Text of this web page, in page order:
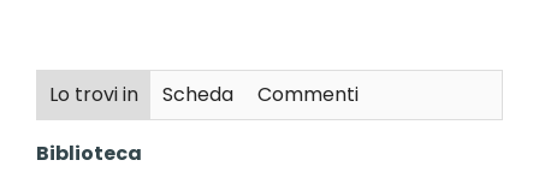
Lo trovi in Scheda Commenti
Biblioteca